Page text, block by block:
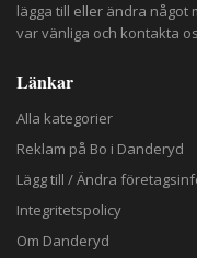
lägga till eller ändra något
var vänliga och kontakta
Länkar
Alla kategorier
Reklam på Bo i Danderyd
Lägg till / Ändra
Integritetspolicy
Om Danderyd